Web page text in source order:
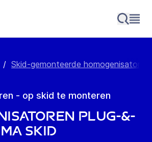
/ Skid-gemonteerde homogenisatoren
- op skid te monteren
plug-&-
Skid